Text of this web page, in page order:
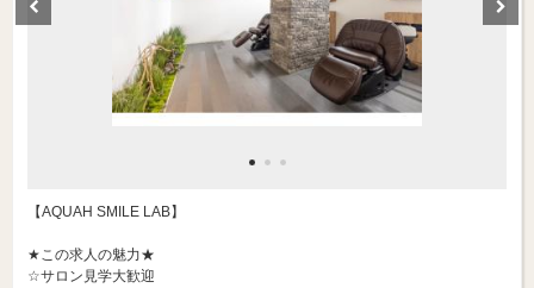
【AQUAH SMILE LAB】
★この求人の魅力★
☆サロン見学大歓迎